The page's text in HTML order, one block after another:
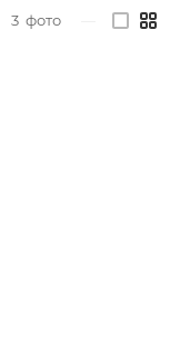
3 фото